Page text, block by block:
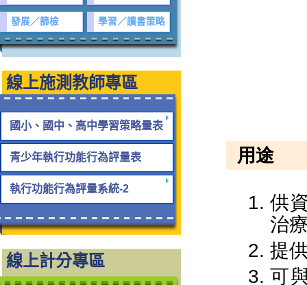
發展／篩檢 學習／讀書策略
線上施測教師專區
國小、國中、高中學習策略量表
青少年執行功能行為評量表
執行功能行為評量系統-2
線上計分專區